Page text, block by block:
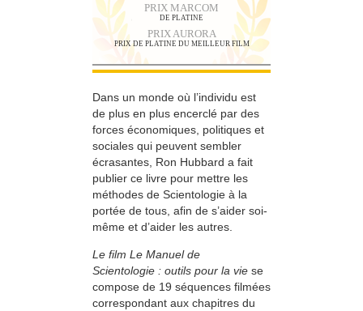
PRIX MARCOM
DE PLATINE
PRIX AURORA
PRIX DE PLATINE DU MEILLEUR FILM
Dans un monde où l’individu est
de plus en plus encerclé par des
forces économiques, politiques et
sociales qui peuvent sembler
écrasantes, Ron Hubbard a fait
publier ce livre pour mettre les
méthodes de Scientologie à la
portée de tous, afin de s’aider soi-
même et d’aider les autres.
Le film Le Manuel de
Scientologie : outils pour la vie se
compose de 19 séquences filmées
correspondant aux chapitres du